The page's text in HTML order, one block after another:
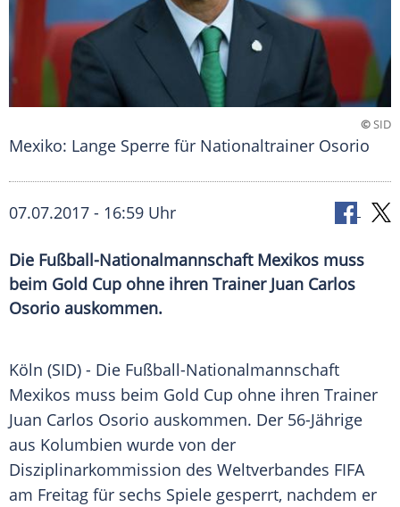
©SID
Mexiko: Lange Sperre für Nationaltrainer Osorio
07.07.2017 - 16:59 Uhr
Die Fußball-Nationalmannschaft Mexikos muss
beim Gold Cup ohne ihren Trainer Juan Carlos
Osorio auskommen.
Köln (SID) - Die Fußball-Nationalmannschaft
Mexikos muss beim Gold Cup ohne ihren Trainer
Juan Carlos Osorio auskommen. Der 56-Jährige
aus Kolumbien wurde von der
Disziplinarkommission des Weltverbandes FIFA
am Freitag für sechs Spiele gesperrt, nachdem er